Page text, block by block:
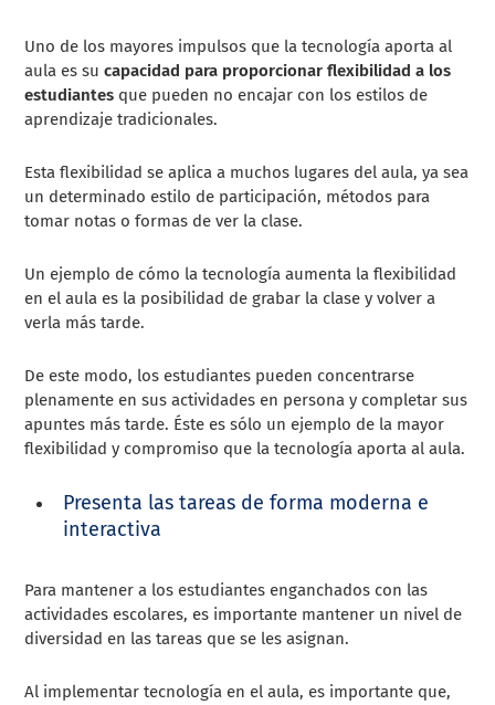
Uno de los mayores impulsos que la tecnología aporta al
aula es sucapacidad para proporcionar flexibilidad a los
estudiantes que pueden no encajar con los estilos de
aprendizaje tradicionales.
Esta flexibilidad se aplica a muchos lugares del aula, ya sea
un determinado estilo de participación, métodos para
tomar notas o formas de ver la clase.
Un ejemplo de cómo la tecnología aumenta la flexibilidad
en el aula es la posibilidad de grabar la clase y volver a
verla más tarde.
De este modo, los estudiantes pueden concentrarse
plenamente en sus actividades en persona y completar sus
apuntes más tarde. Éste es sólo un ejemplo de la mayor
flexibilidad y compromiso que la tecnología aporta al aula.
Presenta las tareas de forma moderna e
interactiva
Para mantener a los estudiantes enganchados con las
actividades escolares, es importante mantener un nivel de
diversidad en las tareas que se les asignan.
Al implementar tecnología en el aula, es importante que,